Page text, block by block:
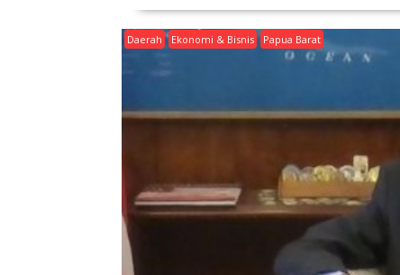
Daerah Ekonomi & Bisnis Papua Barat